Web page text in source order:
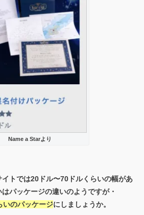
Name a Starより
トでは20ドル〜70ドルくらいの幅があ
パッケージの違いのようですが・
いのパッケージにしましょうか。